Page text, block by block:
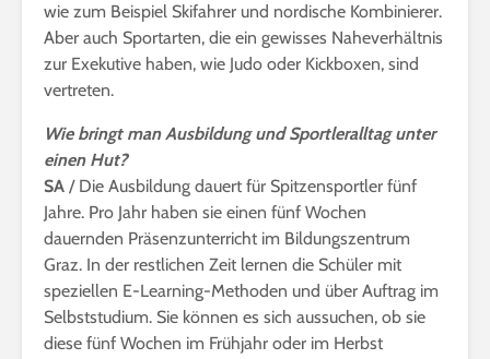
wie zum Beispiel Skifahrer und nordische Kombinierer.
Aber auch Sportarten, die ein gewisses Naheverhältnis
zur Exekutive haben, wie Judo oder Kickboxen, sind
vertreten.
Wie bringt man Ausbildung und Sportleralltag unter
einen Hut?
SA / Die Ausbildung dauert für Spitzensportler fünf
Jahre. Pro Jahr haben sie einen fünf Wochen
dauernden Präsenzunterricht im Bildungszentrum
Graz. In der restlichen Zeit lernen die Schüler mit
speziellen E-Learning-Methoden und über Auftrag im
Selbststudium. Sie können es sich aussuchen, ob sie
diese fünf Wochen im Frühjahr oder im Herbst